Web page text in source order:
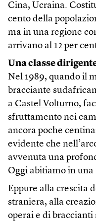
Cina, Ucraina.
cento della
ma in una regione
arrivano al 12 per
Una classe
Nel 1989, quando il
bracciante
a Castel Volturno,
sfruttamento nei
ancora poche
evidente che
avvenuta una
Oggi abitiamo in
Eppure alla crescita
straniera, alla
operai e di braccianti